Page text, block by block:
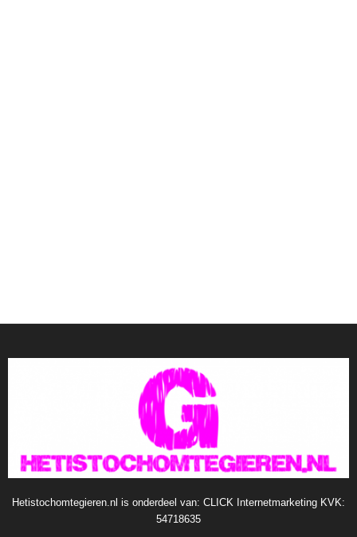
Hetistochomtegieren.nl is onderdeel van: CLICK Internetmarketing KVK:
54718635